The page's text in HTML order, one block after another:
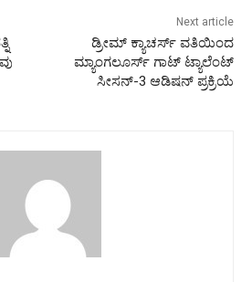
Next article
ಡ್ರೀಮ್ ಕ್ಯಾಚರ್ಸ್ ವತಿಯಿಂದ
ಮ್ಯಾಂಗಲೂರ್ಸ್ ಗಾಟ್ ಟ್ಯಾಲೆಂಟ್
ಸೀಸನ್-3 ಆಡಿಷನ್ ಪ್ರಕ್ರಿಯೆ